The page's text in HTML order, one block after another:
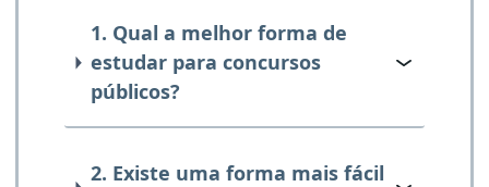
1. Qual a melhor forma de
estudar para concursos
públicos?
2. Existe uma forma mais fácil